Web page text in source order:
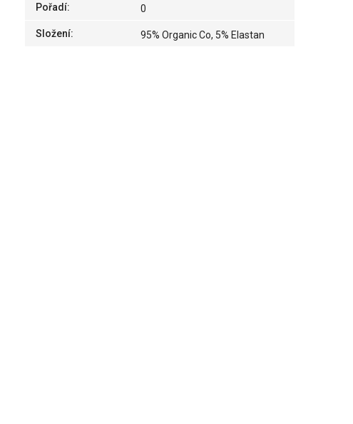
Pořadí: 0
Složení: 95% Organic Co, 5% Elastan